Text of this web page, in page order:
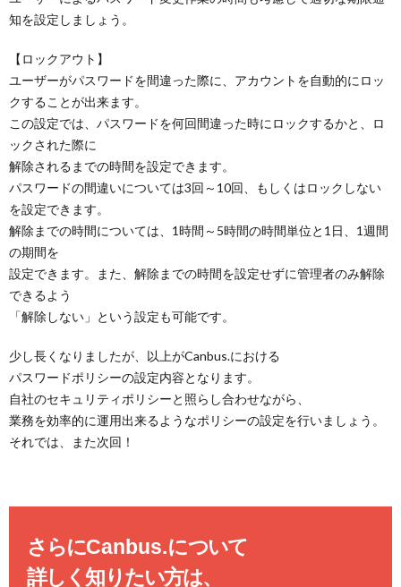
知を設定しましょう。
【ロックアウト】
ユーザーがパスワードを間違った際に、アカウントを自動的にロッ
クすることが出来ます。
この設定では、パスワードを何回間違った時にロックするかと、ロ
ックされた際に
解除されるまでの時間を設定できます。
パスワードの間違いについては3回～10回、もしくはロックしない
を設定できます。
解除までの時間については、1時間～5時間の時間単位と1日、1週間
の期間を
設定できます。また、解除までの時間を設定せずに管理者のみ解除
できるよう
「解除しない」という設定も可能です。
少し長くなりましたが、以上がCanbus.における
パスワードポリシーの設定内容となります。
自社のセキュリティポリシーと照らし合わせながら、
業務を効率的に運用出来るようなポリシーの設定を行いましょう。
それでは、また次回！
さらにCanbus.について
詳しく知りたい方は、